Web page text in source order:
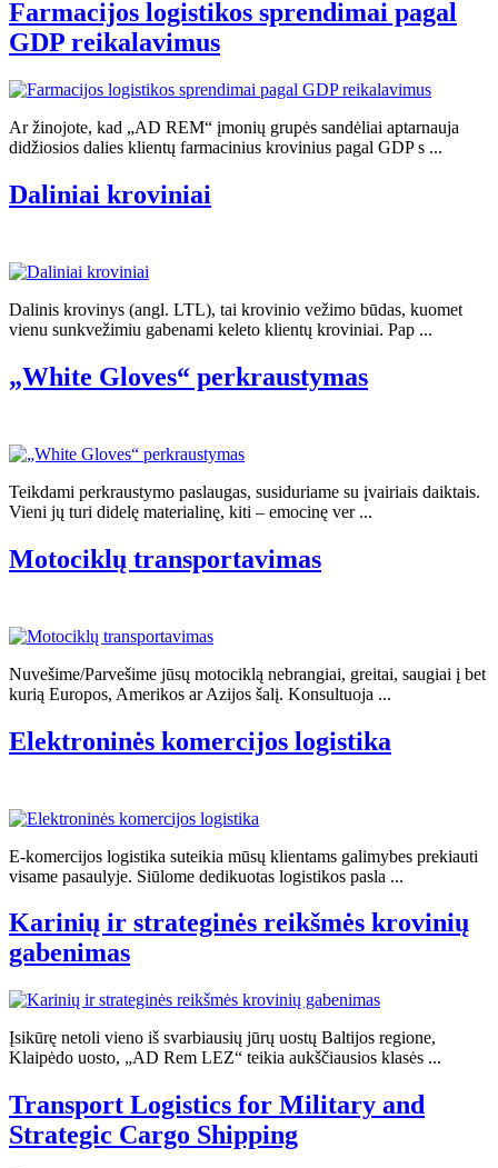
Farmacijos logistikos sprendimai pagal
GDP reikalavimus
Ar žinojote, kad „AD REM“ įmonių grupės sandėliai aptarnauja
didžiosios dalies klientų farmacinius krovinius pagal GDP s ...
Daliniai kroviniai
Dalinis krovinys (angl. LTL), tai krovinio vežimo būdas, kuomet
vienu sunkvežimiu gabenami keleto klientų kroviniai. Pap ...
„White Gloves“ perkraustymas
Teikdami perkraustymo paslaugas, susiduriame su įvairiais daiktais.
Vieni jų turi didelę materialinę, kiti – emocinę ver ...
Motociklų transportavimas
Nuvešime/Parvešime jūsų motociklą nebrangiai, greitai, saugiai į bet
kurią Europos, Amerikos ar Azijos šalį. Konsultuoja ...
Elektroninės komercijos logistika
E-komercijos logistika suteikia mūsų klientams galimybes prekiauti
visame pasaulyje. Siūlome dedikuotas logistikos pasla ...
Karinių ir strateginės reikšmės krovinių
gabenimas
Įsikūrę netoli vieno iš svarbiausių jūrų uostų Baltijos regione,
Klaipėdo uosto, „AD Rem LEZ“ teikia aukščiausios klasės ...
Transport Logistics for Military and
Strategic Cargo Shipping